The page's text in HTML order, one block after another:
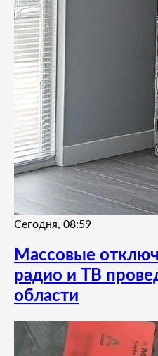
Сегодня, 08:59
Массовые
радио и ТВ
области